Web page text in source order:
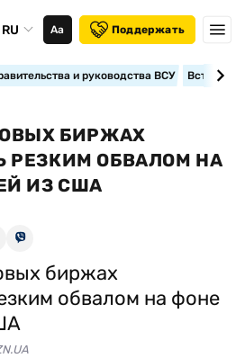
RU Аа Поддержать
и руководства ВСУ
БИРЖАХ
РЕЗКИМ ОБВАЛОМ НА
ИЗ США